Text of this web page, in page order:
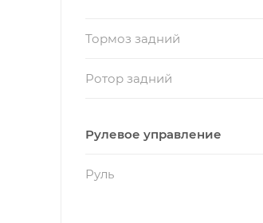
Тормоз задний
Ротор задний
Рулевое управление
Руль